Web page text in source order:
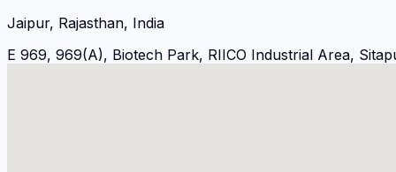
Jaipur, Rajasthan, India
E 969, 969(A), Biotech Park, RIICO Industrial Area,